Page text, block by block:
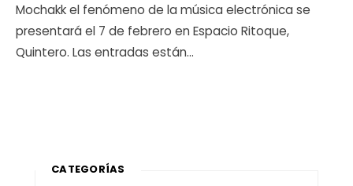
Mochakk el fenómeno de la música electrónica se
presentará el 7 de febrero en Espacio Ritoque,
Quintero. Las entradas están...
CATEGORÍAS